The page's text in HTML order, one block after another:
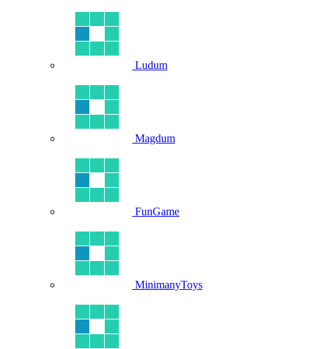
Ludum
Magdum
FunGame
MinimanyToys